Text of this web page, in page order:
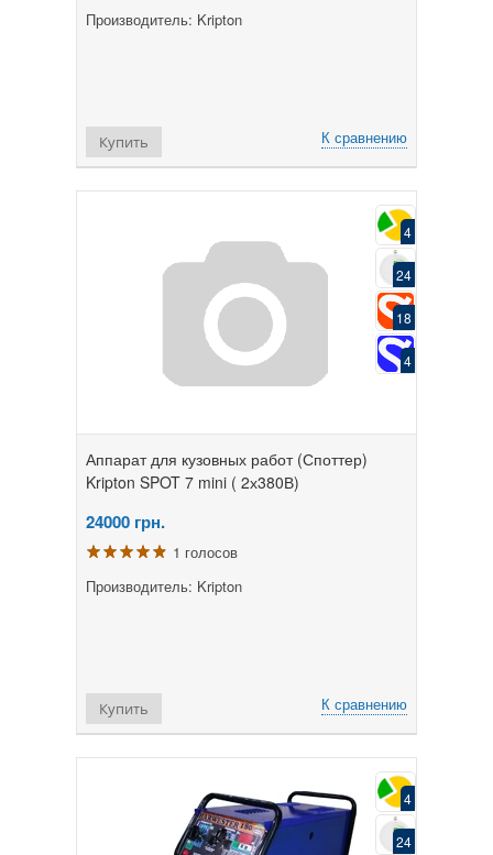
Производитель: Kripton
К сравнению
Купить
4
24
18
4
Аппарат для кузовных работ (Споттер)
Kripton SPOT 7 mini ( 2х380В)
24000 грн.
1 голосов
Производитель: Kripton
К сравнению
Купить
4
24